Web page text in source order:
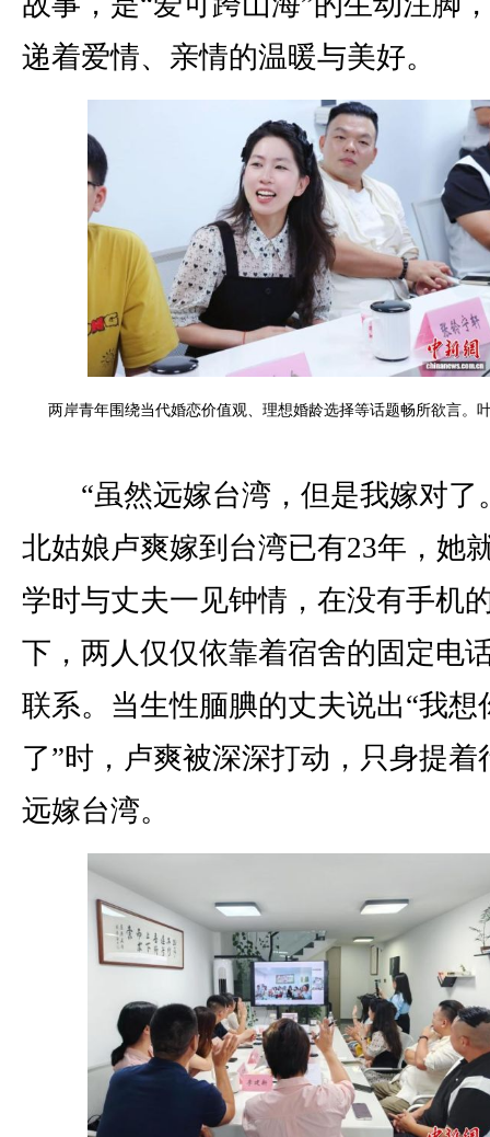
递着爱情、亲情的温暖与美好。
两岸青年围绕当代婚恋价值观、理想婚龄选择等话题畅所欲言。
“虽然远嫁台湾，但是我嫁对了
北姑娘卢爽嫁到台湾已有23年，她
学时与丈夫一见钟情，在没有手机
下，两人仅仅依靠着宿舍的固定电
联系。当生性腼腆的丈夫说出“我想
了”时，卢爽被深深打动，只身提着
远嫁台湾。